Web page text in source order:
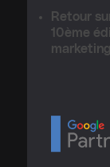
Retour
10ème
marketing